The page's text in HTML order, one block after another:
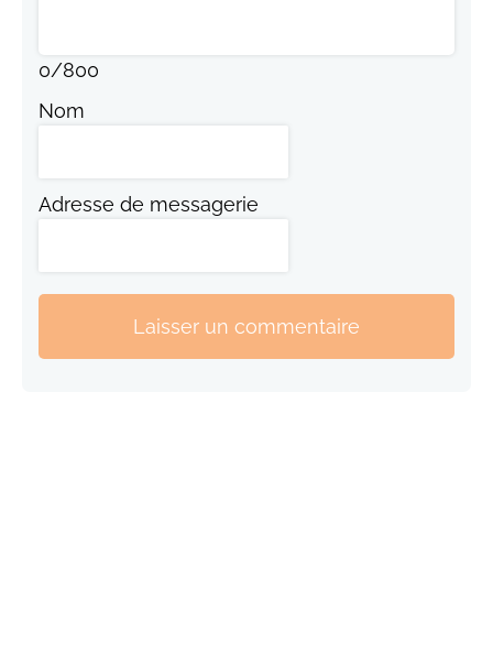
0/800
Nom
Adresse de messagerie
Laisser un commentaire